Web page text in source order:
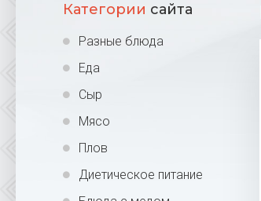
Категории сайта
Разные блюда
Еда
Сыр
Мясо
Плов
Диетическое питание